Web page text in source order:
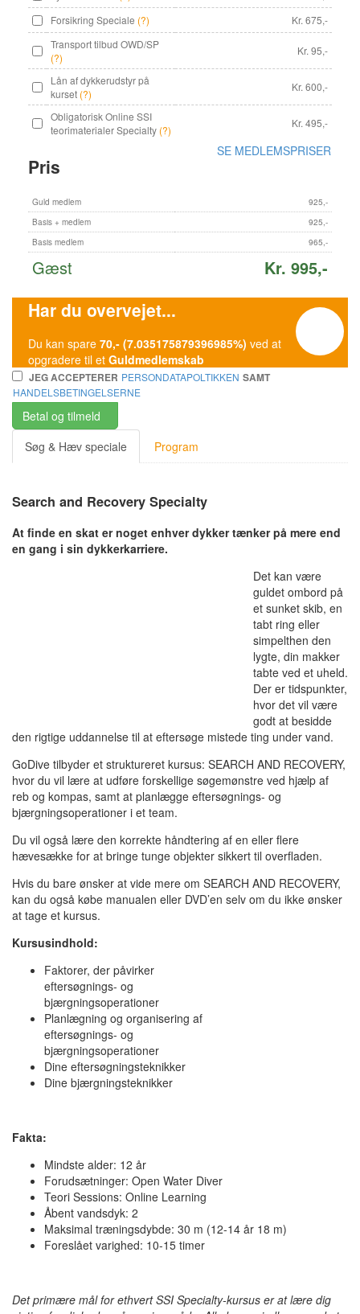
Forsikring Speciale (?)
Kr. 675,-
Transport tilbud OWD/SP
(?)
Kr. 95,-
Lån af dykkerudstyr på
kurset (?)
Kr. 600,-
Obligatorisk Online SSI
teorimaterialer Specialty (?)
Kr. 495,-
Pris
SE MEDLEMSPRISER
Guld medlem
925,-
Basis + medlem
925,-
Basis medlem
965,-
Gæst Kr. 995,-
Har du overvejet...
Du kan spare 70,- (7.035175879396985%) ved at
opgradere til et Guldmedlemskab
JEG ACCEPTERER PERSONDATAPOLTIKKEN SAMT
HANDELSBETINGELSERNE
Betal og tilmeld
Søg & Hæv speciale
Program
Search and Recovery Specialty
At finde en skat er noget enhver dykker tænker på mere end
en gang i sin dykkerkarriere.
Det kan være
guldet ombord på
et sunket skib, en
tabt ring eller
simpelthen den
lygte, din makker
tabte ved et uheld.
Der er tidspunkter,
hvor det vil være
godt at besidde
den rigtige uddannelse til at eftersøge mistede ting under vand.
GoDive tilbyder et struktureret kursus: SEARCH AND RECOVERY,
hvor du vil lære at udføre forskellige søgemønstre ved hjælp af
reb og kompas, samt at planlægge eftersøgnings- og
bjærgningsoperationer i et team.
Du vil også lære den korrekte håndtering af en eller flere
hævesække for at bringe tunge objekter sikkert til overfladen.
Hvis du bare ønsker at vide mere om SEARCH AND RECOVERY,
kan du også købe manualen eller DVD’en selv om du ikke ønsker
at tage et kursus.
Kursusindhold:
Faktorer, der påvirker
eftersøgnings- og
bjærgningsoperationer
Planlægning og organisering af
eftersøgnings- og
bjærgningsoperationer
Dine eftersøgningsteknikker
Dine bjærgningsteknikker
Fakta:
Mindste alder: 12 år
Forudsætninger: Open Water Diver
Teori Sessions: Online Learning
Åbent vandsdyk: 2
Maksimal træningsdybde: 30 m (12-14 år 18 m)
Foreslået varighed: 10-15 timer
Det primære mål for ethvert SSI Specialty-kursus er at lære dig